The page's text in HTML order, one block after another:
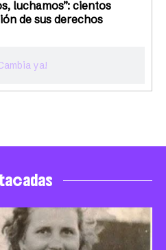
ya!
luchamos”: cientos
de sus derechos